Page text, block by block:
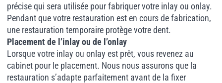
précise qui sera utilisée pour fabriquer votre inlay ou onlay.
Pendant que votre restauration est en cours de fabrication,
une restauration temporaire protège votre dent.
Placement de l’inlay ou de l’onlay
Lorsque votre inlay ou onlay est prêt, vous revenez au
cabinet pour le placement. Nous nous assurons que la
restauration s’adapte parfaitement avant de la fixer